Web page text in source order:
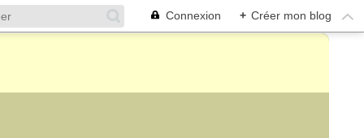
Connexion + Créer mon blog